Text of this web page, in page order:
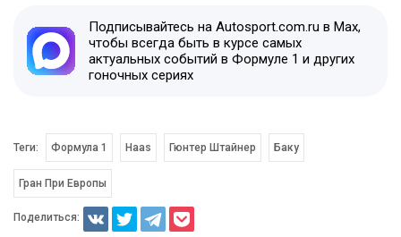
Подписывайтесь на Autosport.com.ru в Max,
чтобы всегда быть в курсе самых
актуальных событий в Формуле 1 и других
гоночных сериях
Теги: Формула 1 Haas Гюнтер Штайнер Баку
Гран При Европы
Поделиться: